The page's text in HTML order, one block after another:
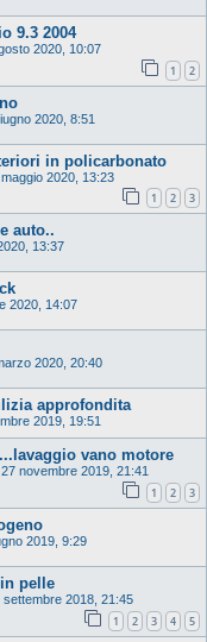
9.3 2004
2020, 10:07
1 2
2020, 8:51
in policarbonato
2020, 13:23
1 2 3
auto..
13:37
2020, 14:07
2020, 20:40
approfondita
2019, 19:51
vano motore
novembre 2019, 21:41
1 2 3
2019, 9:29
pelle
2018, 21:45
1 2 3 4 5